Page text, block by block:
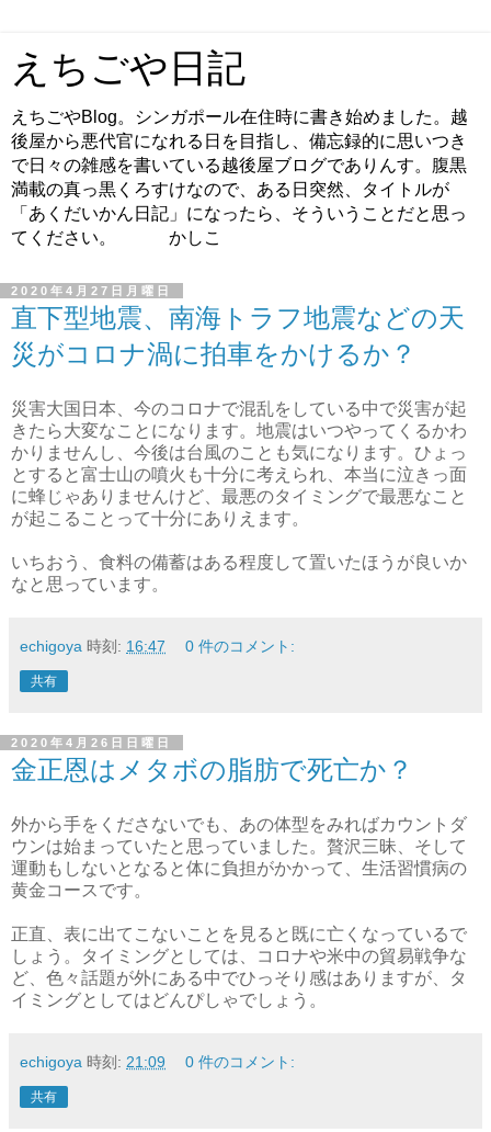
えちごや日記
えちごやBlog。シンガポール在住時に書き始めました。越
後屋から悪代官になれる日を目指し、備忘録的に思いつき
で日々の雑感を書いている越後屋ブログでありんす。腹黒
満載の真っ黒くろすけなので、ある日突然、タイトルが
「あくだいかん日記」になったら、そういうことだと思っ
てください。 かしこ
2020年4月27日月曜日
直下型地震、南海トラフ地震などの天
災がコロナ渦に拍車をかけるか？
災害大国日本、今のコロナで混乱をしている中で災害が起
きたら大変なことになります。地震はいつやってくるかわ
かりませんし、今後は台風のことも気になります。ひょっ
とすると富士山の噴火も十分に考えられ、本当に泣きっ面
に蜂じゃありませんけど、最悪のタイミングで最悪なこと
が起こることって十分にありえます。
いちおう、食料の備蓄はある程度して置いたほうが良いか
なと思っています。
echigoya 時刻: 16:47 0 件のコメント:
共有
2020年4月26日日曜日
金正恩はメタボの脂肪で死亡か？
外から手をくださないでも、あの体型をみればカウントダ
ウンは始まっていたと思っていました。贅沢三昧、そして
運動もしないとなると体に負担がかかって、生活習慣病の
黄金コースです。
正直、表に出てこないことを見ると既に亡くなっているで
しょう。タイミングとしては、コロナや米中の貿易戦争な
ど、色々話題が外にある中でひっそり感はありますが、タ
イミングとしてはどんぴしゃでしょう。
echigoya 時刻: 21:09 0 件のコメント:
共有